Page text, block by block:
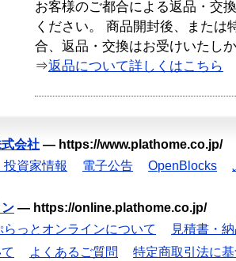
お客様のご都合による返品・交
ください。 商品開封後、または
合、返品・交換はお受けいたし
⇒返品について詳しくはこちら
会社 — https://www.plathome.co.jp/
投資家情報 電子公告 OpenBlocks
— https://online.plathome.co.jp/
らっとオンラインについて
見積書・
よくあるご質問
特定商取引法に